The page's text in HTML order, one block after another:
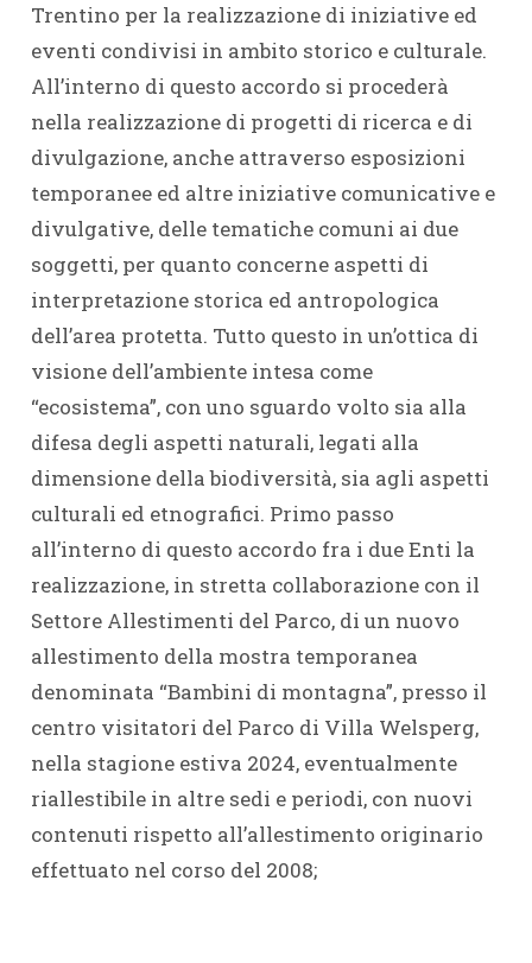
Trentino per la realizzazione di iniziative ed
eventi condivisi in ambito storico e culturale.
All’interno di questo accordo si procederà
nella realizzazione di progetti di ricerca e di
divulgazione, anche attraverso esposizioni
temporanee ed altre iniziative comunicative e
divulgative, delle tematiche comuni ai due
soggetti, per quanto concerne aspetti di
interpretazione storica ed antropologica
dell’area protetta. Tutto questo in un’ottica di
visione dell’ambiente intesa come
“ecosistema”, con uno sguardo volto sia alla
difesa degli aspetti naturali, legati alla
dimensione della biodiversità, sia agli aspetti
culturali ed etnografici. Primo passo
all’interno di questo accordo fra i due Enti la
realizzazione, in stretta collaborazione con il
Settore Allestimenti del Parco, di un nuovo
allestimento della mostra temporanea
denominata “Bambini di montagna”, presso il
centro visitatori del Parco di Villa Welsperg,
nella stagione estiva 2024, eventualmente
riallestibile in altre sedi e periodi, con nuovi
contenuti rispetto all’allestimento originario
effettuato nel corso del 2008;